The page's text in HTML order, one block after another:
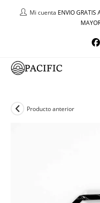
Mi cuenta ENVIO GRATIS
Producto anterior